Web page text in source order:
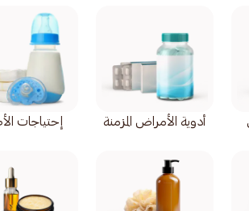
أدوية الأمراض المزمنة إحتياجات